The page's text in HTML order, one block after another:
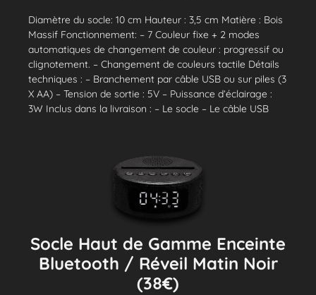
Diamètre du socle: 10 cm Hauteur : 3,5 cm Matière : Bois
Massif Fonctionnement: – 7 Couleur fixe + 2 modes
automatiques de changement de couleur : progressif ou
clignotement. – Changement de couleurs tactile Détails
techniques : – Branchement par câble USB ou sur piles (3
X AA) – Tension de sortie : 5V – Puissance d’éclairage :
3W Inclus dans la livraison : – Le socle – Le câble USB
Socle Haut de Gamme Enceinte
Bluetooth / Réveil Matin Noir
(38€)